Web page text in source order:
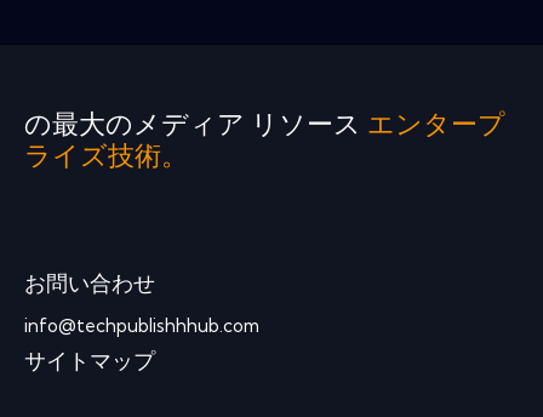
の最大のメディア リソース エンタープ
ライズ技術。
お問い合わせ
info@techpublishhhub.com
サイトマップ